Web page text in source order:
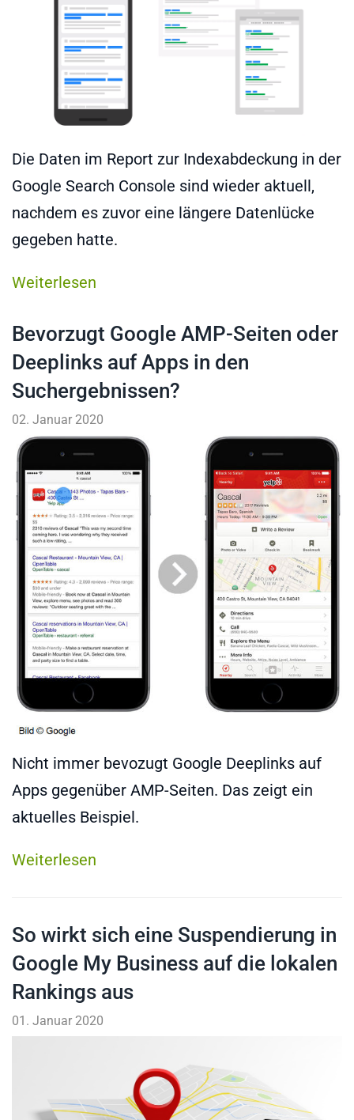
Die Daten im Report zur Indexabdeckung in der
Google Search Console sind wieder aktuell,
nachdem es zuvor eine längere Datenlücke
gegeben hatte.
Weiterlesen
Bevorzugt Google AMP-Seiten oder
Deeplinks auf Apps in den
Suchergebnissen?
02. Januar 2020
Nicht immer bevozugt Google Deeplinks auf
Apps gegenüber AMP-Seiten. Das zeigt ein
aktuelles Beispiel.
Weiterlesen
So wirkt sich eine Suspendierung in
Google My Business auf die lokalen
Rankings aus
01. Januar 2020